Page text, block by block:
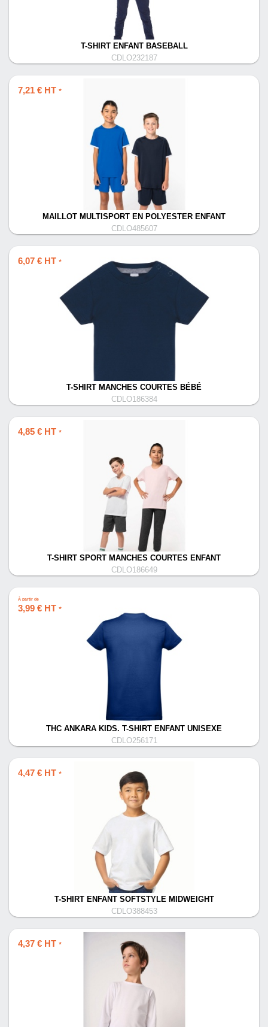
T-SHIRT ENFANT BASEBALL
CDLO232187
7,21 € HT *
MAILLOT MULTISPORT EN POLYESTER ENFANT
CDLO485607
6,07 € HT *
T-SHIRT MANCHES COURTES BÉBÉ
CDLO186384
4,85 € HT *
T-SHIRT SPORT MANCHES COURTES ENFANT
CDLO186649
À partir de
3,99 € HT *
THC ANKARA KIDS. T-SHIRT ENFANT UNISEXE
CDLO256171
4,47 € HT *
T-SHIRT ENFANT SOFTSTYLE MIDWEIGHT
CDLO388453
4,37 € HT *